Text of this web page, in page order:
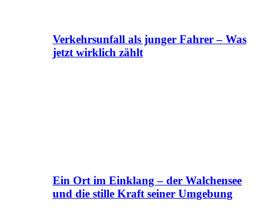
Verkehrsunfall als junger Fahrer – Was
jetzt wirklich zählt
Ein Ort im Einklang – der Walchensee
und die stille Kraft seiner Umgebung